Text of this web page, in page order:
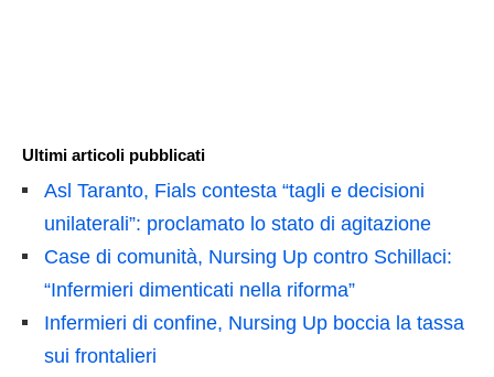
Ultimi articoli pubblicati
Asl Taranto, Fials contesta “tagli e decisioni
unilaterali”: proclamato lo stato di agitazione
Case di comunità, Nursing Up contro Schillaci:
“Infermieri dimenticati nella riforma”
Infermieri di confine, Nursing Up boccia la tassa
sui frontalieri